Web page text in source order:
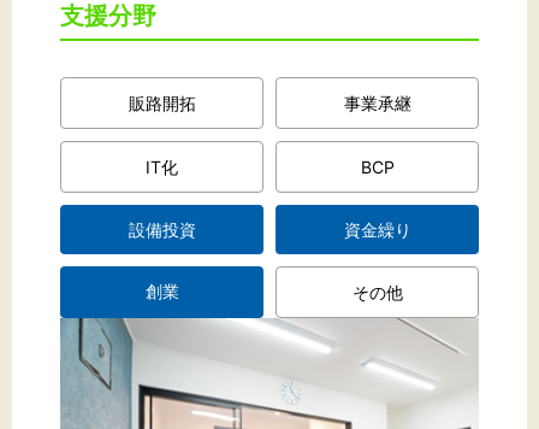
支援分野
販路開拓 事業承継
IT化 BCP
設備投資 資金繰り
創業 その他